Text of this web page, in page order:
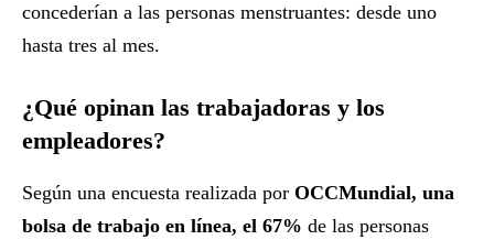
concederían a las personas menstruantes: desde uno
hasta tres al mes.
¿Qué opinan las trabajadoras y los
empleadores?
Según una encuesta realizada por OCCMundial, una
bolsa de trabajo en línea, el 67% de las personas